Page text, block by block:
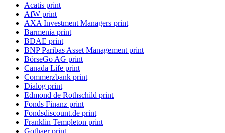
Acatis print
AfW print
AXA Investment Managers print
Barmenia print
BDAE print
BNP Paribas Asset Management print
BörseGo AG print
Canada Life print
Commerzbank print
Dialog print
Edmond de Rothschild print
Fonds Finanz print
Fondsdiscount.de print
Franklin Templeton print
Gothaer print